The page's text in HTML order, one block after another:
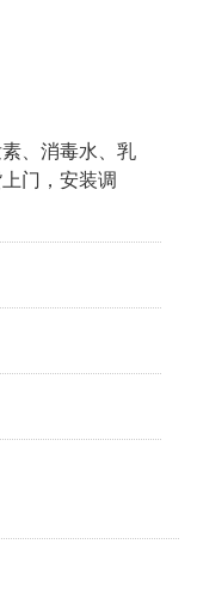
、消毒水、乳
门，安装调